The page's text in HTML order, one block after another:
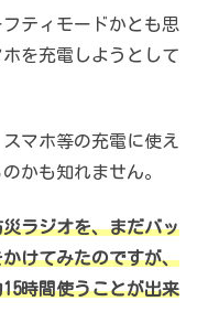
ティモードかとも思
を充電しようとして
マホ等の充電に使え
かも知れません。
ラジオを、まだバッ
けてみたのですが、
時間使うことが出来